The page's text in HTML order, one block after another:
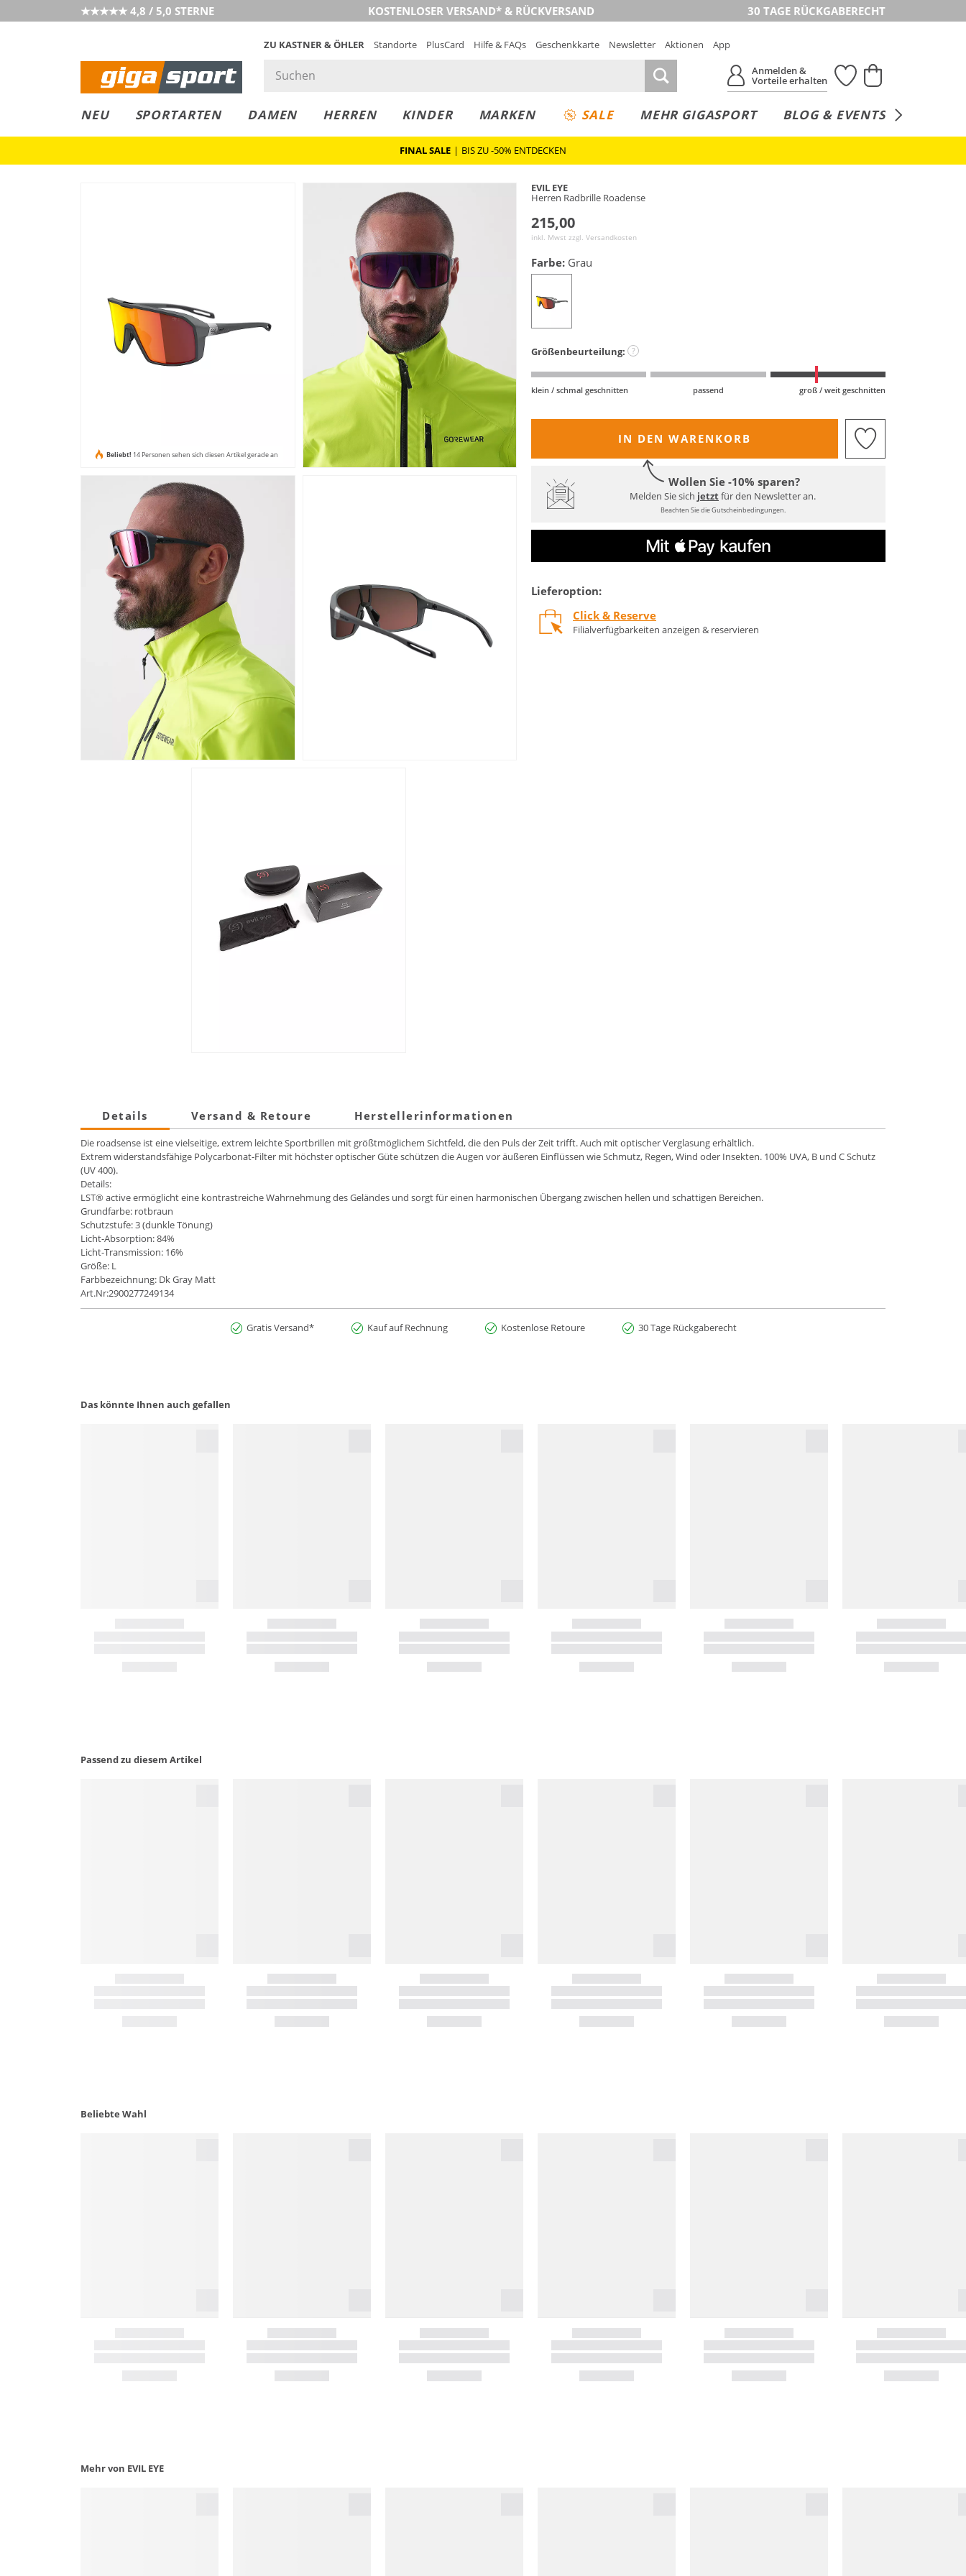
★★★★★ 4,8 / 5,0 STERNE KOSTENLOSER VERSAND* & RÜCKVERSAND 30 TAGE RÜCKGABERECHT
ZU KASTNER & ÖHLER Standorte PlusCard Hilfe & FAQs Geschenkkarte Newsletter Aktionen
App
Anmelden &
Vorteile erhalten
NEU SPORTARTEN DAMEN HERREN KINDER MARKEN SALE MEHR GIGASPORT BLOG & EVENTS
LEASING
COLLECT
RESERVE
FINAL SALE | BIS ZU -50% ENTDECKEN
Beliebt! 14 Personen sehen sich diesen Artikel gerade an
EVIL EYE
Herren Radbrille Roadense
215,00
inkl. Mwst zzgl. Versandkosten
Farbe: Grau
Größenbeurteilung: ?
klein / schmal geschnitten passend groß / weit geschnitten
IN DEN WARENKORB
Wollen Sie -10% sparen?
Melden Sie sich jetztfür den Newsletter an.
Beachten Sie die Gutscheinbedingungen.
Lieferoption:
Click & Reserve
Filialverfügbarkeiten anzeigen & reservieren
Details Versand & Retoure Herstellerinformationen
Die roadsense ist eine vielseitige, extrem leichte Sportbrillen mit größtmöglichem Sichtfeld, die den Puls der Zeit trifft. Auch mit optischer Verglasung erhältlich.
Extrem widerstandsfähige Polycarbonat-Filter mit höchster optischer Güte schützen die Augen vor äußeren Einflüssen wie Schmutz, Regen, Wind oder Insekten. 100% UVA, B und C Schutz
(UV 400).
Details:
LST® active ermöglicht eine kontrastreiche Wahrnehmung des Geländes und sorgt für einen harmonischen Übergang zwischen hellen und schattigen Bereichen.
Grundfarbe: rotbraun
Schutzstufe: 3 (dunkle Tönung)
Licht-Absorption: 84%
Licht-Transmission: 16%
Größe: L
Farbbezeichnung: Dk Gray Matt
Art.Nr:2900277249134
Gratis Versand* Kauf auf Rechnung Kostenlose Retoure 30 Tage Rückgaberecht
Das könnte Ihnen auch gefallen
Passend zu diesem Artikel
Beliebte Wahl
Mehr von EVIL EYE